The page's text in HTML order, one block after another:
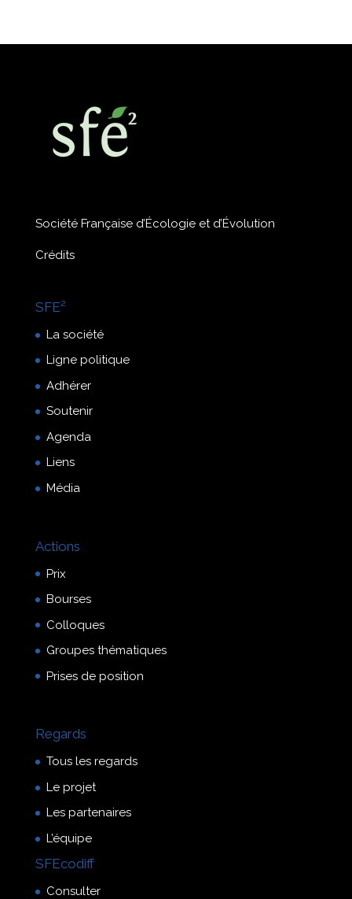
Société Française d’Écologie et d’Évolution
Crédits
SFE²
La société
Ligne politique
Adhérer
Soutenir
Agenda
Liens
Média
Actions
Prix
Bourses
Colloques
Groupes thématiques
Prises de position
Regards
Tous les regards
Le projet
Les partenaires
L’équipe
SFEcodiff
Consulter